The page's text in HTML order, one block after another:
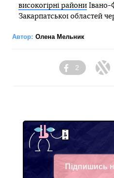
високогірні райониІвано-
Закарпатської областей
Автор: Олена Мельник
Facebook
2
Підпишись
Telegram